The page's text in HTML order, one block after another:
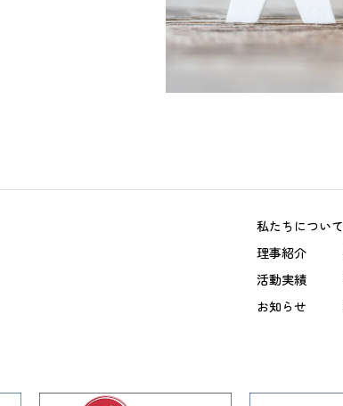
私たちについて
理事紹介
活動実績
お知らせ